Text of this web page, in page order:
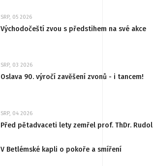
SRP, 05 2026
Východočeští zvou s předstihem na své akce
SRP, 03 2026
Oslava 90. výročí zavěšení zvonů - i tancem!
SRP, 04 2026
Před pětadvaceti lety zemřel prof. ThDr.
V Betlémské kapli o pokoře a smíření